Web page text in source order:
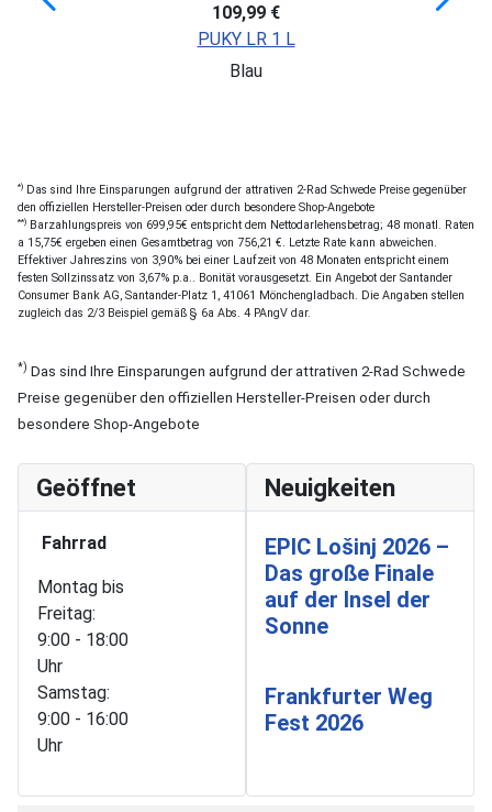
109,99 €
PUKY LR 1 L
Blau
*) Das sind Ihre Einsparungen aufgrund der attrativen 2-Rad Schwede Preise gegenüber
den offiziellen Hersteller-Preisen oder durch besondere Shop-Angebote
**) Barzahlungspreis von 699,95€ entspricht dem Nettodarlehensbetrag; 48 monatl. Raten
a 15,75€ ergeben einen Gesamtbetrag von 756,21 €. Letzte Rate kann abweichen.
Effektiver Jahreszins von 3,90% bei einer Laufzeit von 48 Monaten entspricht einem
festen Sollzinssatz von 3,67% p.a.. Bonität vorausgesetzt. Ein Angebot der Santander
Consumer Bank AG, Santander-Platz 1, 41061 Mönchengladbach. Die Angaben stellen
zugleich das 2/3 Beispiel gemäß § 6a Abs. 4 PAngV dar.
*) Das sind Ihre Einsparungen aufgrund der attrativen 2-Rad Schwede
Preise gegenüber den offiziellen Hersteller-Preisen oder durch
besondere Shop-Angebote
Geöffnet
Fahrrad
Montag bis
Freitag:
9:00 - 18:00
Uhr
Samstag:
9:00 - 16:00
Uhr
Neuigkeiten
EPIC Lošinj 2026 –
Das große Finale
auf der Insel der
Sonne
Frankfurter Weg
Fest 2026